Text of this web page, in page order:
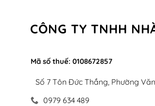
CÔNG TY TNHH
Mã số thuế: 0108672857
Số 7 Tôn Đức Thắng, Phường
0979 634 489